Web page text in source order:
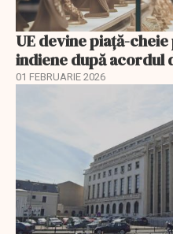
UE devine piață-
indiene după acordul
01 FEBRUARIE 2026